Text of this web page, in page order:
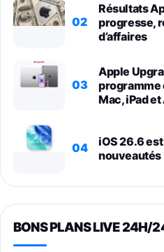
02
Résultats
progresse,
d’affaires
03
Apple
programme
Mac, iPad
04
iOS 26.6
nouveautés
BONS PLANS LIVE 24H/